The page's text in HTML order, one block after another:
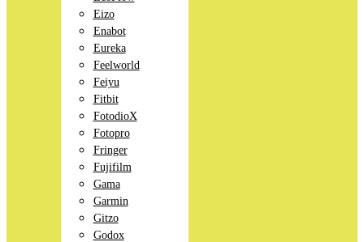
Eizo
Enabot
Eureka
Feelworld
Feiyu
Fitbit
FotodioX
Fotopro
Fringer
Fujifilm
Gama
Garmin
Gitzo
Godox